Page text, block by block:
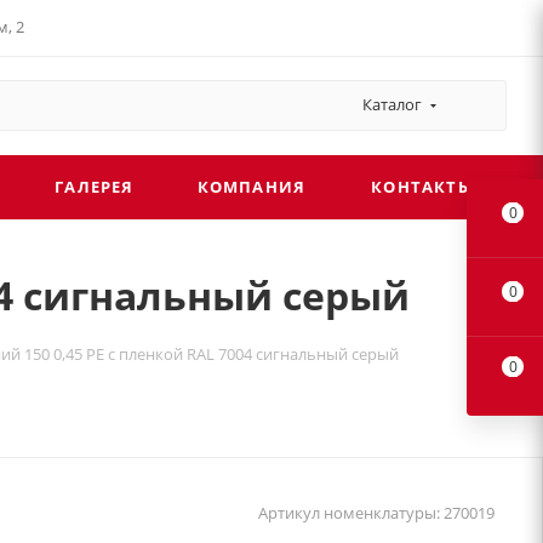
2
Каталог
ГАЛЕРЕЯ КОМПАНИЯ КОНТАКТЫ
сигнальный серый
150 0,45 PE с пленкой RAL 7004 сигнальный серый
Артикул номенклатуры:270019
0
0
0